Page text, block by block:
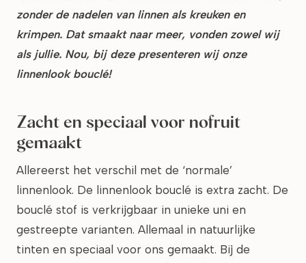
zonder de nadelen van linnen als kreuken en
krimpen. Dat smaakt naar meer, vonden zowel wij
als jullie. Nou, bij deze presenteren wij onze
linnenlook bouclé!
Zacht en speciaal voor nofruit
gemaakt
Allereerst het verschil met de ‘normale’
linnenlook. De linnenlook bouclé is extra zacht. De
bouclé stof is verkrijgbaar in unieke uni en
gestreepte varianten. Allemaal in natuurlijke
tinten en speciaal voor ons gemaakt. Bij de